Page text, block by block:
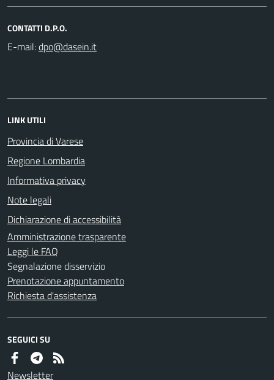
CONTATTI D.P.O.
E-mail:
LINK UTILI
Provincia di Varese
Regione Lombardia
Informativa privacy
Note legali
Dichiarazione di accessibilità
Amministrazione trasparente
Leggi le FAQ
Segnalazione disservizio
Prenotazione appuntamento
Richiesta d'assistenza
SEGUICI SU
Newsletter